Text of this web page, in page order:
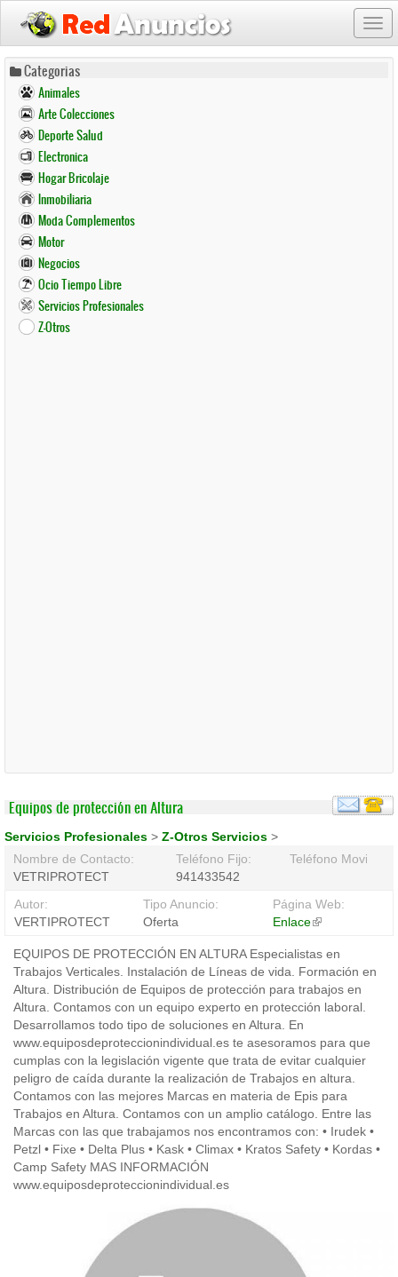
Pasar
contenido
principal
Categorias
Animales
Arte Colecciones
Deporte Salud
Electronica
Hogar Bricolaje
Inmobiliaria
Moda Complementos
Motor
Negocios
Ocio Tiempo Libre
Servicios Profesionales
Z-Otros
Equipos de protección en Altura
Servicios Profesionales > Z-Otros Servicios >
Nombre de Contacto:
VETRIPROTECT
Teléfono Fijo:
941433542
Teléfono Movil:
Autor:
VERTIPROTECT
Tipo Anuncio:
Oferta
Página Web:
Enlace(link
external)
EQUIPOS DE PROTECCIÓN EN ALTURA Especialistas en
Trabajos Verticales. Instalación de Líneas de vida. Formación en
Altura. Distribución de Equipos de protección para trabajos en
Altura. Contamos con un equipo experto en protección laboral.
Desarrollamos todo tipo de soluciones en Altura. En
www.equiposdeproteccionindividual.es te asesoramos para que
cumplas con la legislación vigente que trata de evitar cualquier
peligro de caída durante la realización de Trabajos en altura.
Contamos con las mejores Marcas en materia de Epis para
Trabajos en Altura. Contamos con un amplio catálogo. Entre las
Marcas con las que trabajamos nos encontramos con: • Irudek •
Petzl • Fixe • Delta Plus • Kask • Climax • Kratos Safety • Kordas •
Camp Safety MAS INFORMACIÓN
www.equiposdeproteccionindividual.es